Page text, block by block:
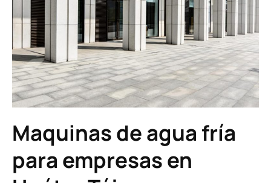
Maquinas de agua fría
para empresas en